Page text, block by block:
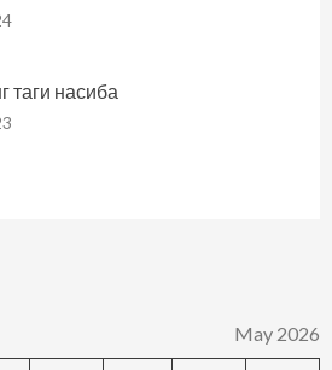
таги насиба
May 2026